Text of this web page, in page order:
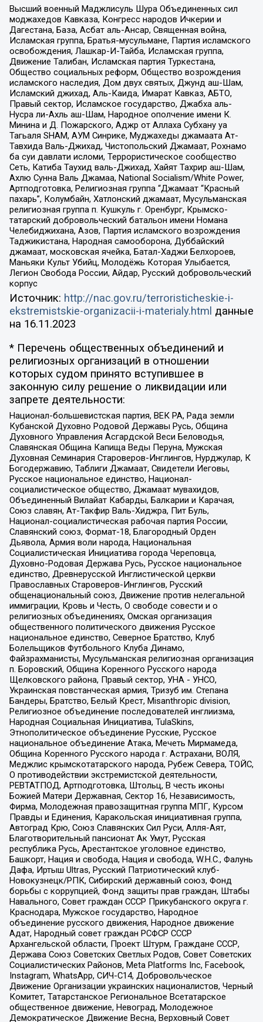
Высший военный Маджлисуль Шура Объединенных сил
моджахедов Кавказа, Конгресс народов Ичкерии и
Дагестана, База, Асбат аль-Ансар, Священная война,
Исламская группа, Братья-мусульмане, Партия исламского
освобождения, Лашкар-И-Тайба, Исламская группа,
Движение Талибан, Исламская партия Туркестана,
Общество социальных реформ, Общество возрождения
исламского наследия, Дом двух святых, Джунд аш-Шам,
Исламский джихад, Аль-Каида, Имарат Кавказ, АБТО,
Правый сектор, Исламское государство, Джабха аль-
Нусра ли-Ахль аш-Шам, Народное ополчение имени К.
Минина и Д. Пожарского, Аджр от Аллаха Субхану уа
Тагьаля SHAM, АУМ Синрике, Муджахеды джамаата Ат-
Тавхида Валь-Джихад, Чистопольский Джамаат, Рохнамо
ба суи давлати исломи, Террористическое сообщество
Сеть, Катиба Таухид валь-Джихад, Хайят Тахрир аш-Шам,
Ахлю Сунна Валь Джамаа, National Socialism/White Power,
Артподготовка, Религиозная группа “Джамаат “Красный
пахарь”, Колумбайн, Хатлонский джамаат, Мусульманская
религиозная группа п. Кушкуль г. Оренбург, Крымско-
татарский добровольческий батальон имени Номана
Челебиджихана, Азов, Партия исламского возрождения
Таджикистана, Народная самооборона, Дуббайский
джамаат, московская ячейка, Батал-Хаджи Белхороев,
Маньяки Культ Убийц, Молодёжь Которая Улыбается,
Легион Свобода России, Айдар, Русский добровольческий
корпус
Источник: http://nac.gov.ru/terroristicheskie-i-
ekstremistskie-organizacii-i-materialy.html данные
на 16.11.2023
* Перечень общественных объединений и
религиозных организаций в отношении
которых судом принято вступившее в
законную силу решение о ликвидации или
запрете деятельности:
Национал-большевистская партия, ВЕК РА, Рада земли
Кубанской Духовно Родовой Державы Русь, Община
Духовного Управления Асгардской Веси Беловодья,
Славянская Община Капища Веды Перуна, Мужская
Духовная Семинария Староверов-Инглингов, Нурджулар, К
Богодержавию, Таблиги Джамаат, Свидетели Иеговы,
Русское национальное единство, Национал-
социалистическое общество, Джамаат мувахидов,
Объединенный Вилайат Кабарды, Балкарии и Карачая,
Союз славян, Ат-Такфир Валь-Хиджра, Пит Буль,
Национал-социалистическая рабочая партия России,
Славянский союз, Формат-18, Благородный Орден
Дьявола, Армия воли народа, Национальная
Социалистическая Инициатива города Череповца,
Духовно-Родовая Держава Русь, Русское национальное
единство, Древнерусской Инглистической церкви
Православных Староверов-Инглингов, Русский
общенациональный союз, Движение против нелегальной
иммиграции, Кровь и Честь, О свободе совести и о
религиозных объединениях, Омская организация
общественного политического движения Русское
национальное единство, Северное Братство, Клуб
Болельщиков Футбольного Клуба Динамо,
Файзрахманисты, Мусульманская религиозная организация
п. Боровский, Община Коренного Русского народа
Щелковского района, Правый сектор, УНА - УНСО,
Украинская повстанческая армия, Тризуб им. Степана
Бандеры, Братство, Белый Крест, Misanthropic division,
Религиозное объединение последователей инглиизма,
Народная Социальная Инициатива, TulaSkins,
Этнополитическое объединение Русские, Русское
национальное объединение Атака, Мечеть Мирмамеда,
Община Коренного Русского народа г. Астрахани, ВОЛЯ,
Меджлис крымскотатарского народа, Рубеж Севера, ТОЙС,
О противодействии экстремистской деятельности,
РЕВТАТПОД, Артподготовка, Штольц, В честь иконы
Божией Матери Державная, Сектор 16, Независимость,
Фирма, Молодежная правозащитная группа МПГ, Курсом
Правды и Единения, Каракольская инициативная группа,
Автоград Крю, Союз Славянских Сил Руси, Алля-Аят,
Благотворительный пансионат Ак Умут, Русская
республика Русь, Арестантское уголовное единство,
Башкорт, Нация и свобода, Нация и свобода, W.H.С., Фалунь
Дафа, Иртыш Ultras, Русский Патриотический клуб-
Новокузнецк/РПК, Сибирский державный союз, Фонд
борьбы с коррупцией, Фонд защиты прав граждан, Штабы
Навального, Совет граждан СССР Прикубанского округа г.
Краснодара, Мужское государство, Народное
объединение русского движения, Народное движение
Адат, Народный совет граждан РСФСР СССР
Архангельской области, Проект Штурм, Граждане СССР,
Держава Союз Советских Светлых Родов, Совет Советских
Социалистических Районов, Meta Platforms Inc, Facebook,
Instagram, WhatsApp, СИЧ-С14, Добровольческое
Движение Организации украинских националистов, Черный
Комитет, Татарстанское Региональное Всетатарское
общественное движение, Невоград, Молодежное
Демократическое Движение Весна, Верховный Совет